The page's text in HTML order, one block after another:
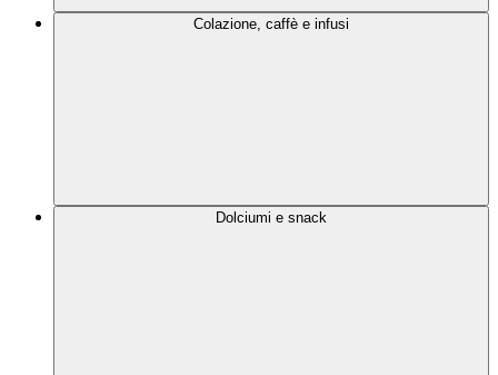
Colazione, caffè e infusi
Dolciumi e snack